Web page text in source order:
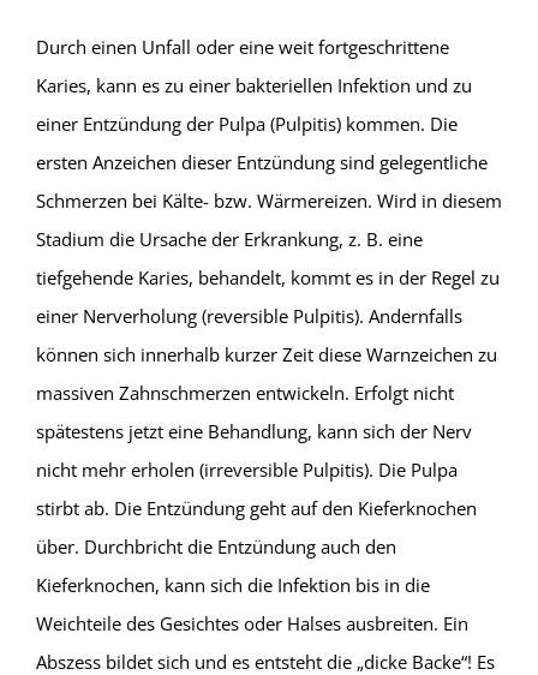
Durch einen Unfall oder eine weit fortgeschrittene
Karies, kann es zu einer bakteriellen Infektion und zu
einer Entzündung der Pulpa (Pulpitis) kommen. Die
ersten Anzeichen dieser Entzündung sind gelegentliche
Schmerzen bei Kälte- bzw. Wärmereizen. Wird in diesem
Stadium die Ursache der Erkrankung, z. B. eine
tiefgehende Karies, behandelt, kommt es in der Regel zu
einer Nerverholung (reversible Pulpitis). Andernfalls
können sich innerhalb kurzer Zeit diese Warnzeichen zu
massiven Zahnschmerzen entwickeln. Erfolgt nicht
spätestens jetzt eine Behandlung, kann sich der Nerv
nicht mehr erholen (irreversible Pulpitis). Die Pulpa
stirbt ab. Die Entzündung geht auf den Kieferknochen
über. Durchbricht die Entzündung auch den
Kieferknochen, kann sich die Infektion bis in die
Weichteile des Gesichtes oder Halses ausbreiten. Ein
Abszess bildet sich und es entsteht die „dicke Backe“! Es